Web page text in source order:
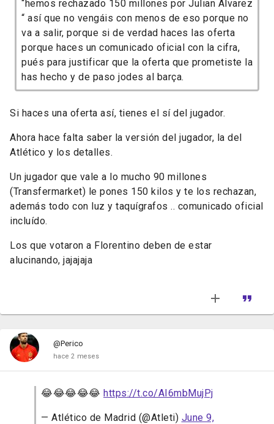
“hemos rechazado 150 millones por Julian Alvarez
“ así que no vengáis con menos de eso porque no
va a salir, porque si de verdad haces las oferta
porque haces un comunicado oficial con la cifra,
pués para justificar que la oferta que prometiste la
has hecho y de paso jodes al barça.
Si haces una oferta así, tienes el sí del jugador.
Ahora hace falta saber la versión del jugador, la del
Atlético y los detalles.
Un jugador que vale a lo mucho 90 millones
(Transfermarket) le pones 150 kilos y te los rechazan,
además todo con luz y taquígrafos .. comunicado oficial
incluído.
Los que votaron a Florentino deben de estar
alucinando, jajajaja
@Perico
hace 2 meses
😂😂😂😂😂 https://t.co/AI6mbMujPj
— Atlético de Madrid (@Atleti) June 9,